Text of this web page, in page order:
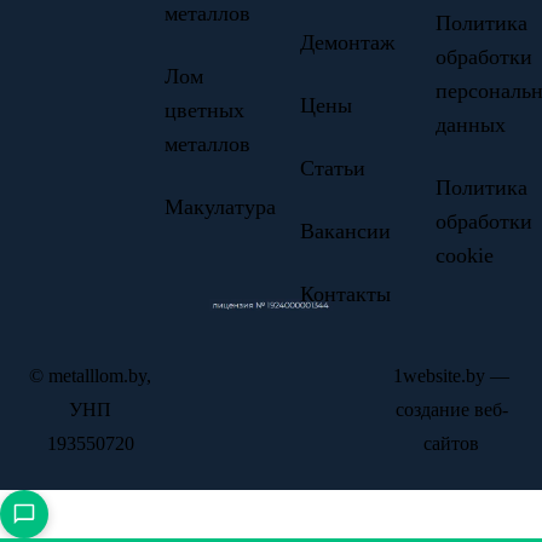
металлов
Лом
цветных
металлов
Макулатура
Демонтаж
Цены
Статьи
Вакансии
Контакты
Политика
обработки
данных
Политика
обработки
cookie
© metalllom.by,
УНП
193550720
1website.by —
создание веб-
сайтов